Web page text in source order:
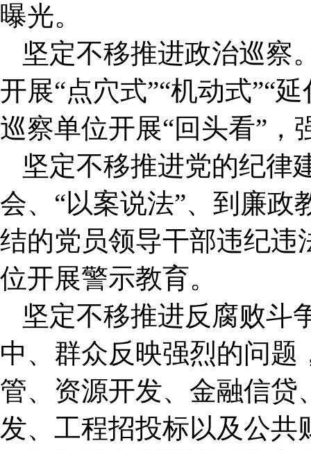
曝光。
坚定不移推进政治巡察
开展“点穴式”“机动式”“
巡察单位开展“回头看”，
坚定不移推进党的纪律
会、“以案说法”、到廉
结的党员领导干部违纪违
位开展警示教育。
坚定不移推进反腐败斗
中、群众反映强烈的问
管、资源开发、金融信贷
发、工程招投标以及公共